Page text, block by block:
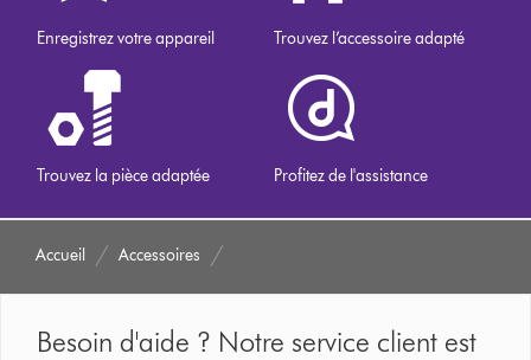
Enregistrez votre appareil Trouvez l’accessoire adapté
Trouvez la pièce adaptée Profitez de l'assistance
Accueil Accessoires
Besoin d'aide ? Notre service client est